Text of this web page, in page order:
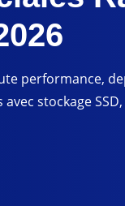
performance,
stockage